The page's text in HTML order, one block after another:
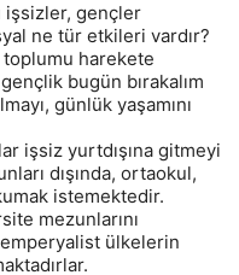
işsizler, gençler
ne tür etkileri vardır?
toplumu harekete
bugün bırakalım
günlük yaşamını
işsiz yurtdışına gitmeyi
dışında, ortaokul,
istemektedir.
mezunlarını
ülkelerin